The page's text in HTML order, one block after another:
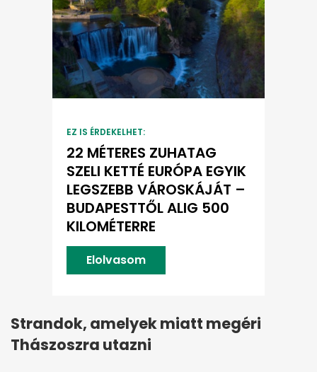
EZ IS ÉRDEKELHET:
22 MÉTERES ZUHATAG
SZELI KETTÉ EURÓPA EGYIK
LEGSZEBB VÁROSKÁJÁT –
BUDAPESTTŐL ALIG 500
KILOMÉTERRE
Elolvasom
Strandok, amelyek miatt megéri
Thászoszra utazni